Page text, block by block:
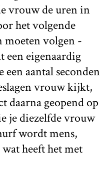
vrouw de uren in
het volgende
moeten volgen -
een eigenaardig
een aantal seconden
vrouw kijkt,
daarna geopend op
je diezelfde vrouw
wordt mens,
heeft het met